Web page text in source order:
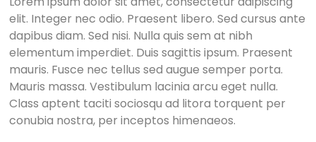
elit. Integer nec odio. Praesent libero. Sed cursus ante
dapibus diam. Sed nisi. Nulla quis sem at nibh
elementum imperdiet. Duis sagittis ipsum. Praesent
mauris. Fusce nec tellus sed augue semper porta.
Mauris massa. Vestibulum lacinia arcu eget nulla.
Class aptent taciti sociosqu ad litora torquent per
conubia nostra, per inceptos himenaeos.